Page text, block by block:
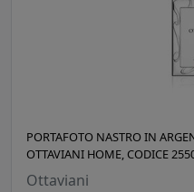
PORTAFOTO NASTRO IN
OTTAVIANI HOME, CODICE
Ottaviani